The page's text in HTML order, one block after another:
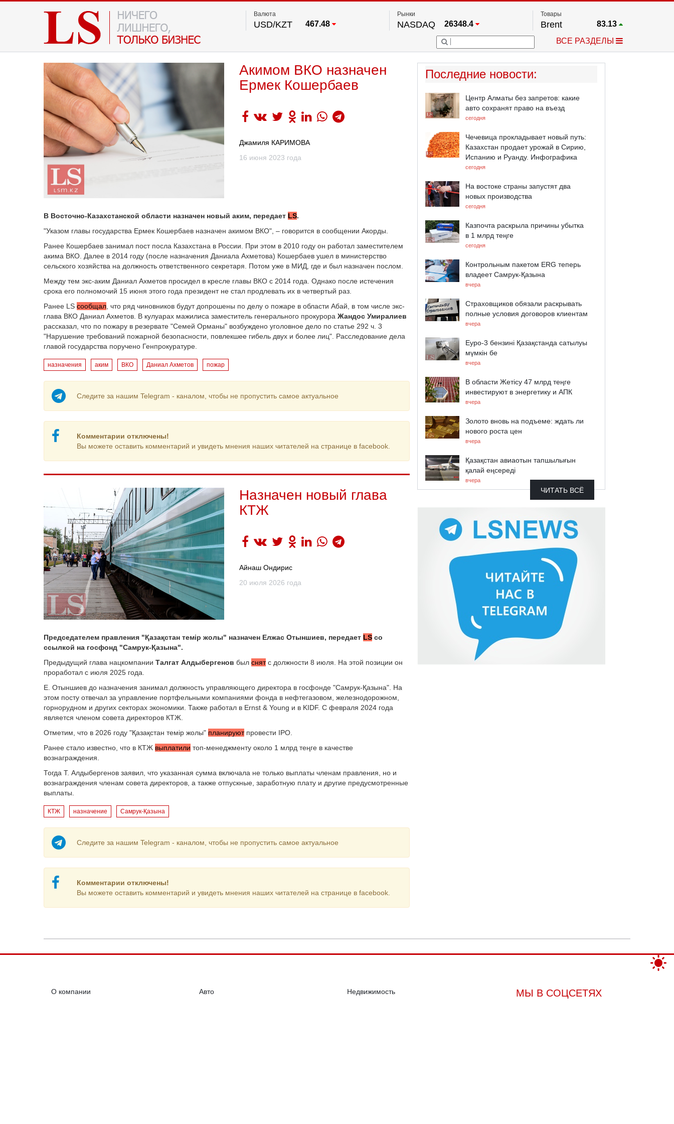
Валюта
USD/KZT 467.48
Рынки
NASDAQ 26348.4
FTSE 100 67.17
53885.1
S&P 500
24484.1
Товары
Brent 83.13
Платина
2.66
ВСЕ РАЗДЕЛЫ
Акимом ВКО назначен
Ермек Кошербаев
Джамиля КАРИМОВА
16 июня 2023 года
В Восточно-Казахстанской области назначен новый аким, передает LS.
"Указом главы государства Ермек Кошербаев назначен акимом ВКО", – говорится в сообщении Акорды.
Ранее Кошербаев занимал пост посла Казахстана в России. При этом в 2010 году он работал заместителем
акима ВКО. Далее в 2014 году (после назначения Даниала Ахметова) Кошербаев ушел в министерство
сельского хозяйства на должность ответственного секретаря. Потом уже в МИД, где и был назначен послом.
Между тем экс-аким Даниал Ахметов просидел в кресле главы ВКО с 2014 года. Однако после истечения
срока его полномочий 15 июня этого года президент не стал продлевать их в четвертый раз.
Ранее LS сообщал , что ряд чиновников будут допрошены по делу о пожаре в области Абай, в том числе экс-
глава ВКО Даниал Ахметов. В кулуарах мажилиса заместитель генерального прокурора Жандос Умиралиев
рассказал, что по пожару в резервате "Семей Орманы" возбуждено уголовное дело по статье 292 ч. 3
"Нарушение требований пожарной безопасности, повлекшее гибель двух и более лиц". Расследование дела
главой государства поручено Генпрокуратуре.
назначения аким ВКО Даниал Ахметов пожар
Следите за нашим Telegram - каналом, чтобы не пропустить самое актуальное
Комментарии отключены!
Вы можете оставить комментарий и увидеть мнения наших читателей на странице в facebook.
Назначен новый глава
КТЖ
Айнаш Ондирис
20 июля 2026 года
Председателем правления "Қазақстан темір жолы" назначен Елжас Отыншиев, передает LS со
ссылкой на госфонд "Самрук-Қазына".
Предыдущий глава нацкомпании Талгат Алдыбергенов был снятс должности 8 июля. На этой позиции он
проработал с июля 2025 года.
Е. Отыншиев до назначения занимал должность управляющего директора в госфонде "Самрук-Қазына". На
этом посту отвечал за управление портфельными компаниями фонда в нефтегазовом, железнодорожном,
горнорудном и других секторах экономики. Также работал в Ernst & Young и в KIDF. С февраля 2024 года
является членом совета директоров КТЖ.
Отметим, что в 2026 году "Қазақстан темір жолы" планируютпровести IPO.
Ранее стало известно, что в КТЖ выплатили топ-менеджменту около 1 млрд теңге в качестве
вознаграждения.
Тогда Т. Алдыбергенов заявил, что указанная сумма включала не только выплаты членам правления, но и
вознаграждения членам совета директоров, а также отпускные, заработную плату и другие предусмотренные
выплаты.
КТЖ назначение Самрук-Қазына
Следите за нашим Telegram - каналом, чтобы не пропустить самое актуальное
Комментарии отключены!
Вы можете оставить комментарий и увидеть мнения наших читателей на странице в facebook.
Последние новости:
Центр Алматы без запретов: какие
авто сохранят право на въезд
сегодня
Чечевица прокладывает новый путь:
Казахстан продает урожай в Сирию,
Испанию и Руанду. Инфографика
сегодня
На востоке страны запустят два
новых производства
сегодня
Казпочта раскрыла причины убытка
в 1 млрд теңге
сегодня
Контрольным пакетом ERG теперь
владеет Самрук-Қазына
вчера
Страховщиков обязали раскрывать
полные условия договоров клиентам
вчера
Еуро-3 бензині Қазақстанда сатылуы
мүмкін бе
вчера
В области Жетісу 47 млрд теңге
инвестируют в энергетику и АПК
вчера
Золото вновь на подъеме: ждать ли
нового роста цен
вчера
Қазақстан авиаотын тапшылығын
қалай еңсереді
вчера
ЧИТАТЬ ВСЁ
О компании Авто Недвижимость МЫ В СОЦСЕТЯХ